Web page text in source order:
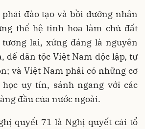
đào tạo và bồi dưỡng nhân
thế hệ tinh hoa làm chủ đất
lai, xứng đáng là nguyên
để dân tộc Việt Nam độc lập, tự
và Việt Nam phải có những cơ
uy tín, sánh ngang với các
đầu của nước ngoài.
quyết 71 là Nghị quyết cải tổ